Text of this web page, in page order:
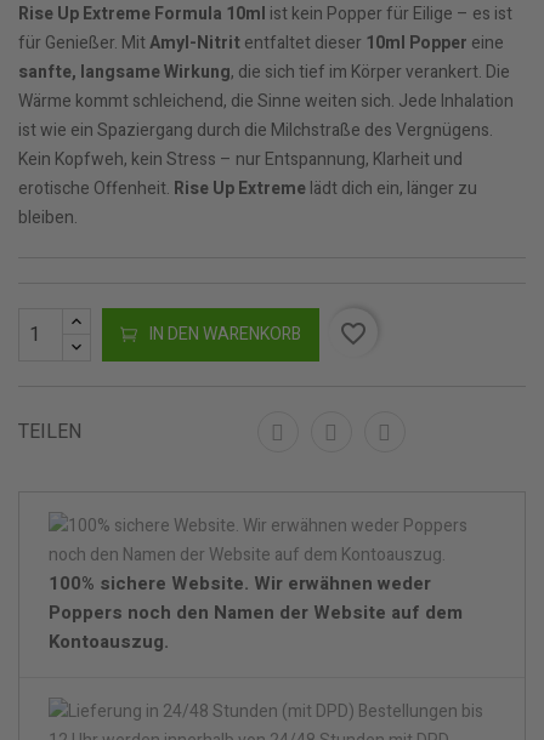
Rise Up Extreme Formula 10ml ist kein Popper für Eilige – es ist
für Genießer. MitAmyl-Nitritentfaltet dieser 10ml Popper eine
sanfte, langsame Wirkung, die sich tief im Körper verankert. Die
Wärme kommt schleichend, die Sinne weiten sich. Jede Inhalation
ist wie ein Spaziergang durch die Milchstraße des Vergnügens.
Kein Kopfweh, kein Stress – nur Entspannung, Klarheit und
erotische Offenheit. Rise Up Extremelädt dich ein, länger zu
bleiben.
IN DEN WARENKORB favorite_border
TEILEN
100% sichere Website. Wir erwähnen weder
Poppers noch den Namen der Website auf dem
Kontoauszug.